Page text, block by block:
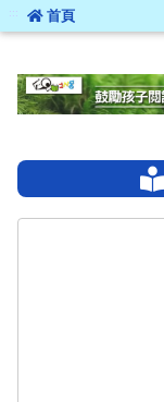
::: 首頁